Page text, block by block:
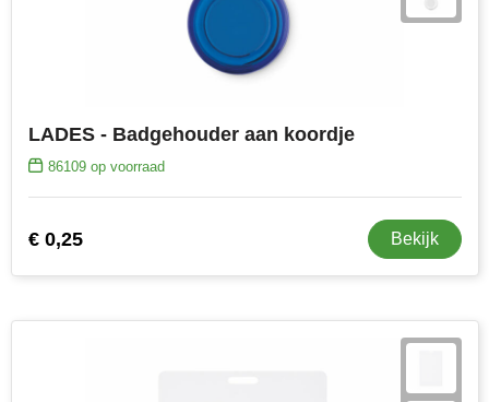
LADES - Badgehouder aan koordje
86109op voorraad
€ 0,25 Bekijk